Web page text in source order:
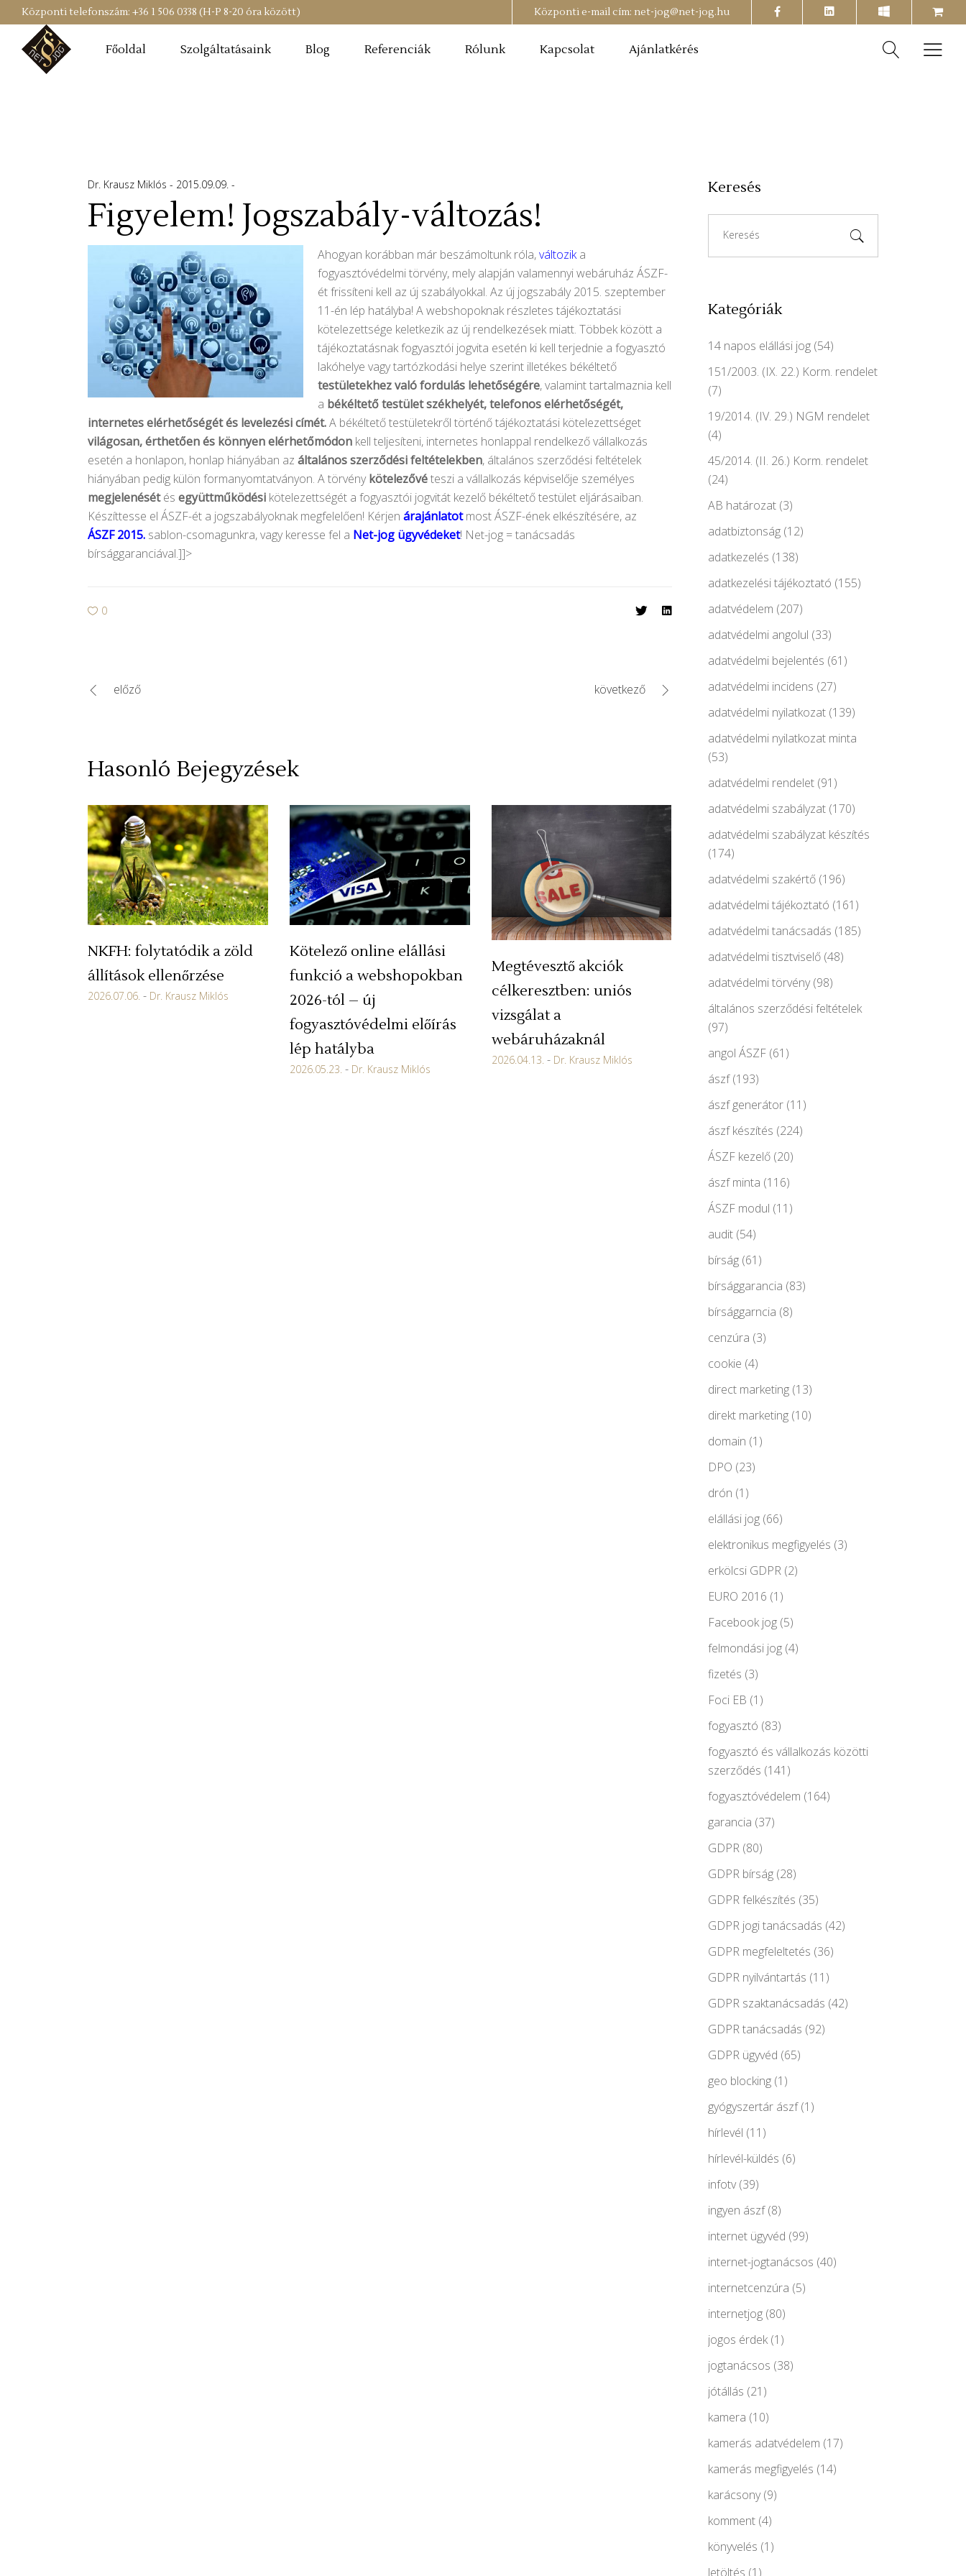
Központi telefonszám: +36 1 506 0338 (H-P 8-20 óra között) Központi e-mail cím: net-jog@net-jog.hu facebook
shopping-
cart
Főoldal Szolgáltatásaink Blog Referenciák Rólunk Kapcsolat Ajánlatkérés
Dr. Krausz Miklós 2015.09.09.
Figyelem! Jogszabály-változás!
Ahogyan korábban már beszámoltunk róla,változika
fogyasztóvédelmi törvény, mely alapján valamennyi webáruház ÁSZF-
ét frissíteni kell az új szabályokkal. Az új jogszabály 2015. szeptember
11-én lép hatályba! A webshopoknak részletes tájékoztatási
kötelezettsége keletkezik az új rendelkezések miatt. Többek között a
tájékoztatásnak fogyasztói jogvita esetén ki kell terjednie a fogyasztó
lakóhelye vagy tartózkodási helye szerint illetékes békéltető
testületekhez való fordulás lehetőségére, valamint tartalmaznia kell
a békéltető testület székhelyét, telefonos elérhetőségét,
internetes elérhetőségét és levelezési címét.A békéltető testületekről történő tájékoztatási kötelezettséget
világosan, érthetően és könnyen elérhetőmódon kell teljesíteni, internetes honlappal rendelkező vállalkozás
esetén a honlapon, honlap hiányában az általános szerződési feltételekben, általános szerződési feltételek
hiányában pedig külön formanyomtatványon. A törvénykötelezővéteszi a vállalkozás képviselője személyes
megjelenésétés együttműködési kötelezettségét a fogyasztói jogvitát kezelő békéltető testület eljárásaiban.
Készíttesse el ÁSZF-ét a jogszabályoknak megfelelően! Kérjen árajánlatotmost ÁSZF-ének elkészítésére, az
ÁSZF 2015. sablon-csomagunkra, vagy keresse fel a Net-jog ügyvédeket! Net-jog = tanácsadás
bírsággaranciával.]]>
0
előző következő
Hasonló Bejegyzések
NKFH: folytatódik a zöld
állítások ellenőrzése
2026.07.06. Dr. Krausz Miklós
Kötelező online elállási
funkció a webshopokban
2026-tól – új
fogyasztóvédelmi előírás
lép hatályba
2026.05.23. Dr. Krausz Miklós
Megtévesztő akciók
célkeresztben: uniós
vizsgálat a
webáruházaknál
2026.04.13. Dr. Krausz Miklós
Keresés
for:
Kategóriák
14 napos elállási jog(54)
151/2003. (IX. 22.) Korm. rendelet
(7)
19/2014. (IV. 29.) NGM rendelet
(4)
45/2014. (II. 26.) Korm. rendelet
(24)
AB határozat(3)
adatbiztonság(12)
adatkezelés (138)
adatkezelési tájékoztató (155)
adatvédelem (207)
adatvédelmi angolul (33)
adatvédelmi bejelentés (61)
adatvédelmi incidens (27)
adatvédelmi nyilatkozat(139)
adatvédelmi nyilatkozat minta
(53)
adatvédelmi rendelet(91)
adatvédelmi szabályzat(170)
adatvédelmi szabályzat készítés
(174)
adatvédelmi szakértő(196)
adatvédelmi tájékoztató (161)
adatvédelmi tanácsadás (185)
adatvédelmi tisztviselő(48)
adatvédelmi törvény(98)
általános szerződési feltételek
(97)
angol ÁSZF(61)
ászf(193)
ászf generátor(11)
ászf készítés (224)
ÁSZF kezelő(20)
ászf minta (116)
ÁSZF modul (11)
audit(54)
bírság(61)
bírsággarancia (83)
bírsággarncia (8)
cenzúra (3)
cookie (4)
direct marketing(13)
direkt marketing(10)
domain (1)
DPO (23)
drón (1)
elállási jog(66)
elektronikus megfigyelés (3)
erkölcsi GDPR(2)
EURO 2016 (1)
Facebook jog(5)
felmondási jog(4)
fizetés (3)
Foci EB (1)
fogyasztó (83)
fogyasztó és vállalkozás közötti
szerződés (141)
fogyasztóvédelem (164)
garancia (37)
GDPR(80)
GDPR bírság(28)
GDPR felkészítés (35)
GDPR jogi tanácsadás (42)
GDPR megfeleltetés (36)
GDPR nyilvántartás (11)
GDPR szaktanácsadás (42)
GDPR tanácsadás (92)
GDPR ügyvéd (65)
geo blocking(1)
gyógyszertár ászf(1)
hírlevél (11)
hírlevél-küldés (6)
infotv(39)
ingyen ászf(8)
internet ügyvéd (99)
internet-jogtanácsos (40)
internetcenzúra (5)
internetjog(80)
jogos érdek(1)
jogtanácsos (38)
jótállás (21)
kamera (10)
kamerás adatvédelem (17)
kamerás megfigyelés (14)
karácsony(9)
komment(4)
könyvelés (1)
letöltés (1)